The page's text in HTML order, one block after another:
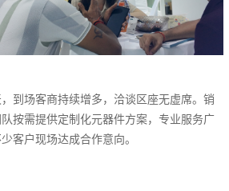
到场客商持续增多，洽谈区座无虚席。销
按需提供定制化元器件方案，专业服务广
客户现场达成合作意向。